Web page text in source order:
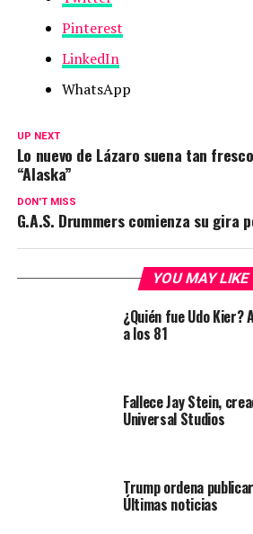
Pinterest
LinkedIn
WhatsApp
UP NEXT
Lo nuevo de Lázaro suena tan
“Alaska”
DON'T MISS
G.A.S. Drummers comienza su gira
YOU MAY LIKE
¿Quién fue Udo
a los 81
Fallece Jay Stein,
Universal Studios
Trump ordena
Últimas noticias